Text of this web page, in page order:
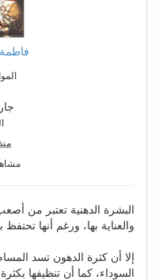
فاطمة
منذ 12 عامًا
البشرة الدهنية تعتبر من
والعناية بها، ورغم أنها تحتفظ
إلا أن كثرة الدهون تسد
السوداء، كما أن تنظيفها